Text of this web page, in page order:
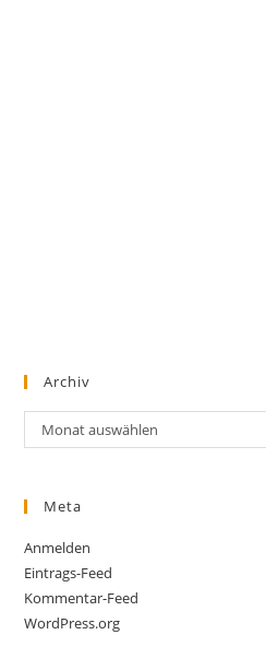
Archiv
Archiv
Monat auswählen
Meta
Anmelden
Eintrags-Feed
Kommentar-Feed
WordPress.org